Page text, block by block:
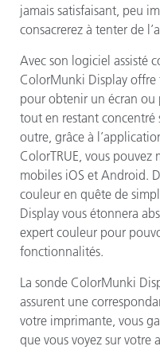
jamais satisfaisant, peu
consacrerez à tenter de
Avec son logiciel assisté
ColorMunki Display offre
pour obtenir un écran
tout en restant concentré
outre, grâce à
ColorTRUE, vous pouvez
mobiles iOS et Android.
couleur en quête de
Display vous étonnera
expert couleur pour
fonctionnalités.
La sonde ColorMunki
assurent une
votre imprimante, vous
que vous voyez sur votre